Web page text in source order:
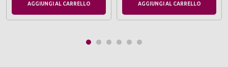
AGGIUNGI AL CARRELLO AGGIUNGI AL CARRELLO